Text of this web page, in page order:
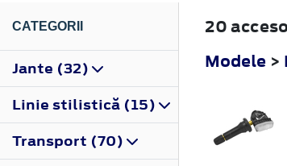
CATEGORII
Jante (32)
Linie stilistică (15)
Transport (70)
20
Modele >